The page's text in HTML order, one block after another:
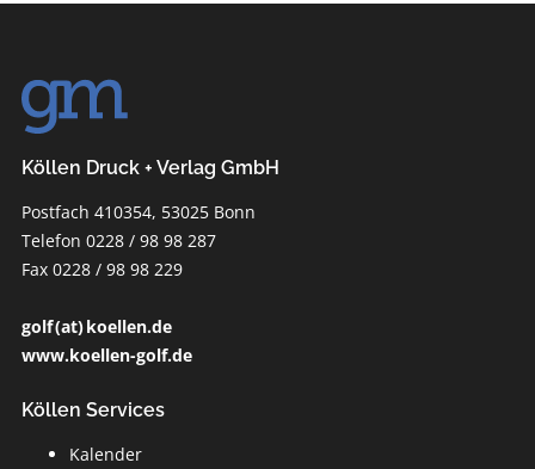
Köllen Druck + Verlag GmbH
Postfach 410354, 53025 Bonn
Telefon 0228 / 98 98 287
Fax 0228 / 98 98 229
golf (at) koellen.de
www.koellen-golf.de
Köllen Services
Kalender